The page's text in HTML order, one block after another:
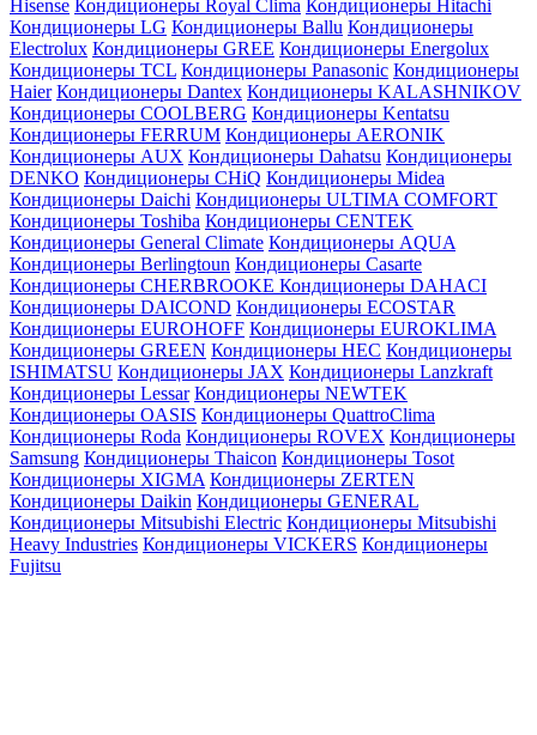
Hisense Кондиционеры Royal Clima Кондиционеры Hitachi
Кондиционеры LG Кондиционеры Ballu Кондиционеры
Electrolux Кондиционеры GREE Кондиционеры Energolux
Кондиционеры TCL Кондиционеры Panasonic Кондиционеры
Haier Кондиционеры Dantex Кондиционеры KALASHNIKOV
Кондиционеры СOOLBERG Кондиционеры Kentatsu
Кондиционеры FERRUM Кондиционеры AERONIK
Кондиционеры AUX Кондиционеры Dahatsu Кондиционеры
DENKO Кондиционеры CHiQ Кондиционеры Midea
Кондиционеры Daichi Кондиционеры ULTIMA COMFORT
Кондиционеры Toshiba Кондиционеры CENTEK
Кондиционеры General Climate Кондиционеры AQUA
Кондиционеры Berlingtoun Кондиционеры Casarte
Кондиционеры CHERBROOKE Кондиционеры DAHACI
Кондиционеры DAICOND Кондиционеры ECOSTAR
Кондиционеры EUROHOFF Кондиционеры EUROKLIMA
Кондиционеры GREEN Кондиционеры HEC Кондиционеры
ISHIMATSU Кондиционеры JAX Кондиционеры Lanzkraft
Кондиционеры Lessar Кондиционеры NEWTEK
Кондиционеры OASIS Кондиционеры QuattroClima
Кондиционеры Roda Кондиционеры ROVEX Кондиционеры
Samsung Кондиционеры Thaicon Кондиционеры Tosot
Кондиционеры XIGMA Кондиционеры ZERTEN
Кондиционеры Daikin Кондиционеры GENERAL
Кондиционеры Mitsubishi Electric Кондиционеры Mitsubishi
Heavy Industries Кондиционеры VICKERS Кондиционеры
Fujitsu